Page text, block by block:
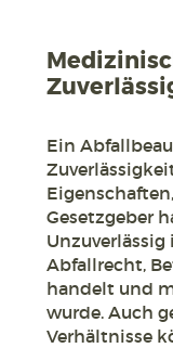
Ein
Gesetzgeber
Abfallrecht,
handelt und
wurde. Auch
Verhältnisse